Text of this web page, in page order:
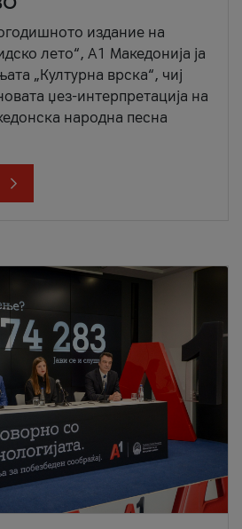
издание на
лето“, А1 Македонија ја
„Културна врска“, чиј
џез-интерпретација на
народна песна